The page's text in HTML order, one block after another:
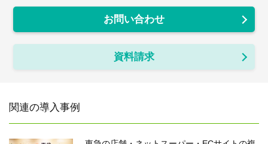
お問い合わせ
資料請求
関連の導入事例